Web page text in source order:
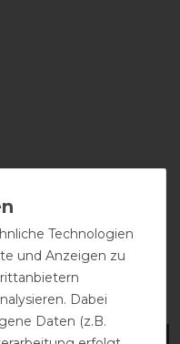
dich auch
Technologien
und Anzeigen zu
Dabei
Daten (z.B.